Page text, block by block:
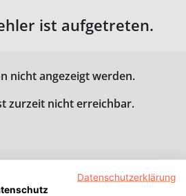
ist aufgetreten.
nicht angezeigt werden.
zurzeit nicht erreichbar.
Datenschutzerklärung